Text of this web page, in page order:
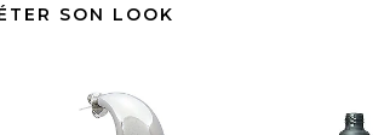
SON LOOK